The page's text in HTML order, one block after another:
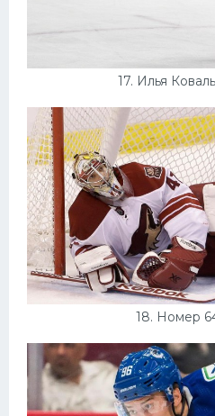
17. Илья
18. Номер